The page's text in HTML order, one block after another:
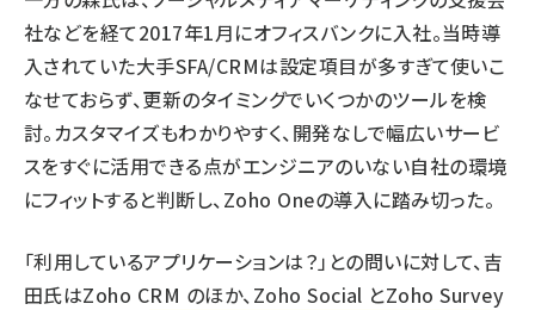
社などを経て2017年1月にオフィスバンクに入社。当時導
入されていた大手SFA/CRMは設定項目が多すぎて使いこ
なせておらず、更新のタイミングでいくつかのツールを検
討。カスタマイズもわかりやすく、開発なしで幅広いサービ
スをすぐに活用できる点がエンジニアのいない自社の環境
にフィットすると判断し、Zoho Oneの導入に踏み切った。
「利用しているアプリケーションは？」との問いに対して、吉
田氏はZoho CRM のほか、Zoho Social とZoho Survey